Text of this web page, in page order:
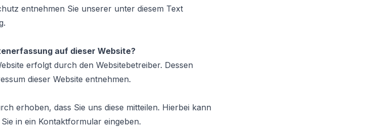
entnehmen Sie unserer unter diesem Text
auf dieser Website?
erfolgt durch den Websitebetreiber. Dessen
dieser Website entnehmen.
erhoben, dass Sie uns diese mitteilen. Hierbei kann
in ein Kontaktformular eingeben.